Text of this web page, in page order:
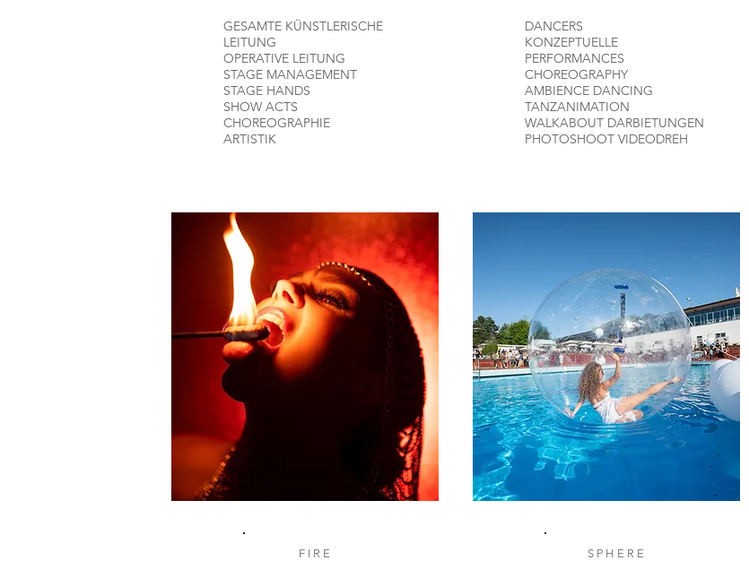
GESAMTE KÜNSTLERISCHE
LEITUNG
OPERATIVE LEITUNG
STAGE MANAGEMENT
STAGE HANDS
SHOW ACTS
CHOREOGRAPHIE
ARTISTIK
FIRE
DANCERS
KONZEPTUELLE
PERFORMANCES
CHOREOGRAPHY
AMBIENCE DANCING
TANZANIMATION
WALKABOUT DARBIETUNGEN
PHOTOSHOOT VIDEODREH
SPHERE